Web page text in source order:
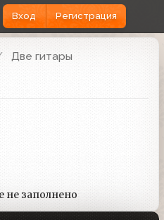
Вход Регистрация
Две гитары
заполнено